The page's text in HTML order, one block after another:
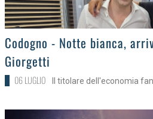
>
Codogno - Notte bianca,
Giorgetti
06 LUGLIO Il titolare dell'economia